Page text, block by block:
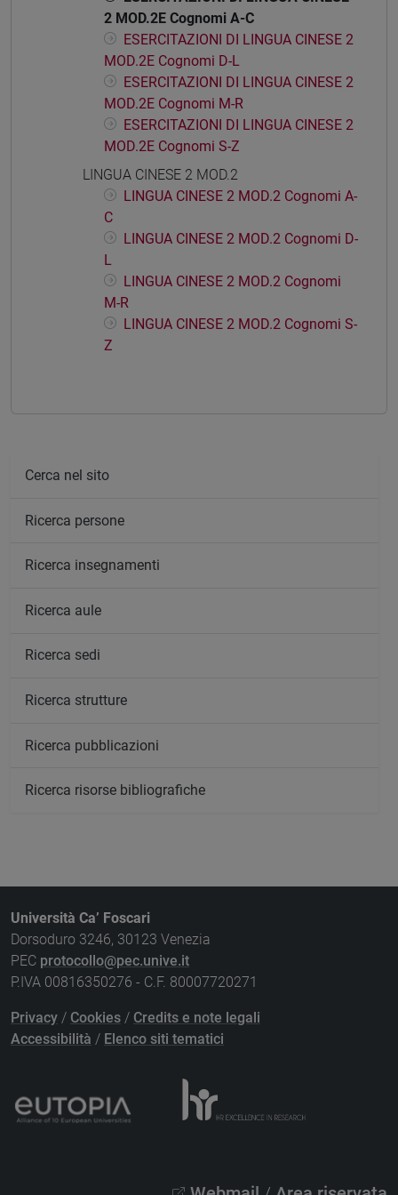
2 MOD.2E Cognomi A-C
ESERCITAZIONI DI LINGUA CINESE 2
MOD.2E Cognomi D-L
ESERCITAZIONI DI LINGUA CINESE 2
MOD.2E Cognomi M-R
ESERCITAZIONI DI LINGUA CINESE 2
MOD.2E Cognomi S-Z
LINGUA CINESE 2 MOD.2
LINGUA CINESE 2 MOD.2 Cognomi A-
C
LINGUA CINESE 2 MOD.2 Cognomi D-
L
LINGUA CINESE 2 MOD.2 Cognomi
M-R
LINGUA CINESE 2 MOD.2 Cognomi S-
Z
Cerca nel sito
Ricerca persone
Ricerca insegnamenti
Ricerca aule
Ricerca sedi
Ricerca strutture
Ricerca pubblicazioni
Ricerca risorse bibliografiche
Università Ca’ Foscari
Dorsoduro 3246, 30123 Venezia
PEC protocollo@pec.unive.it
P.IVA 00816350276 - C.F. 80007720271
Privacy / Cookies / Credits e note legali
Accessibilità / Elenco siti tematici